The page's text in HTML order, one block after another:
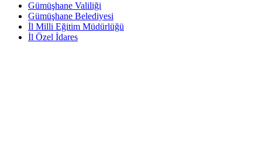
Gümüşhane Valiliği
Gümüşhane Belediyesi
İl Milli Eğitim Müdürlüğü
İl Özel İdares